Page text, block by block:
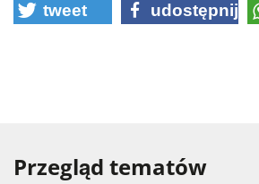
tweet udostępnij
Przegląd tematów